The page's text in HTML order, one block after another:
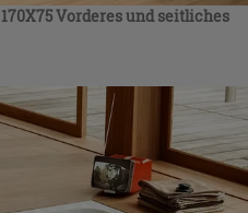
Vorderes und seitliches